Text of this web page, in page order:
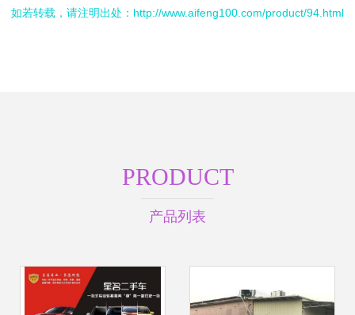
如若转载，请注明出处：http://www.aifeng100.com/product/94.html
PRODUCT
产品列表